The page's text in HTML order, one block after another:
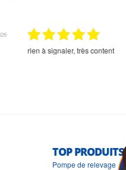
Commande et délais parfait
TOP PRODUITS
Pompe de relevage